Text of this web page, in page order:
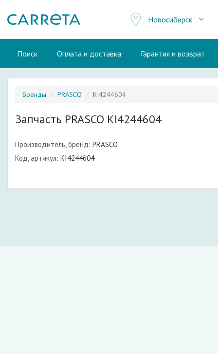
Новосибирск
Поиск Оплата и доставка Гарантия и возврат
Бренды PRASCO KI4244604
Запчасть PRASCO KI4244604
Производитель, бренд: PRASCO
Код, артикул: KI4244604